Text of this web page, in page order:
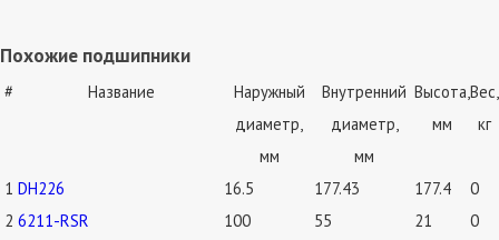
Похожие подшипники
# Название
Наружный
диаметр,
мм
Внутренний
диаметр,
мм
Высота,
мм
Вес,
кг
1 DH226 16.5 177.43 177.4
0
2 6211-RSR 100 55 21
0